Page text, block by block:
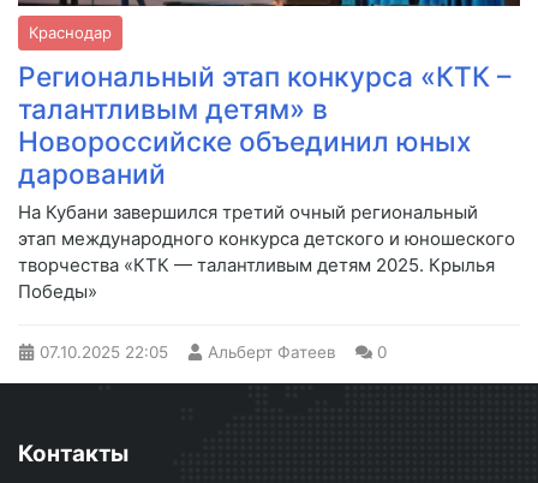
Краснодар
Региональный этап конкурса «КТК –
талантливым детям» в
Новороссийске объединил юных
дарований
На Кубани завершился третий очный региональный
этап международного конкурса детского и юношеского
творчества «КТК — талантливым детям 2025. Крылья
Победы»
07.10.2025 22:05 Альберт Фатеев 0
Контакты